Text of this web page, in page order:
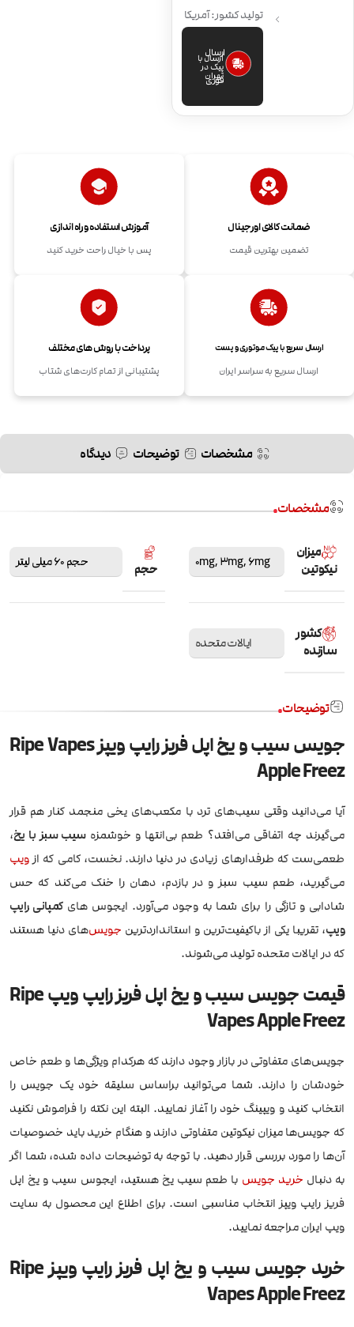
تولید کشور: آمریکا
ارسال
فوری
ارسال با
پیک در
تهران
ضمانت کالای اورجینال
تضمین بهترین قیمت
آموزش استفاده و راه اندازی
پس با خیال راحت خرید کنید
ارسال سریع با پیک موتوری و پست
ارسال سریع به سراسر ایران
پرداخت با روش های مختلف
پشتیبانی از تمام کارت‌های شتاب
مشخصات توضیحات دیدگاه
مشخصات
میزان
نیکوتین
0mg,3mg,6mg حجم حجم 60 میلی لیتر
کشور
سازنده
ایالات متحده
توضیحات
جویس سیب و یخ اپل فریز رایپ ویپز Ripe Vapes
Apple Freez
آیا می‌دانید وقتی سیب‌های ترد با مکعب‌های یخی منجمد کنار هم قرار
می‌گیرند چه اتفاقی می‌افتد؟ طعم بی‌انتها و خوشمزهسیب سبز با یخ،
طعمی‌ست که طرفدارهای زیادی در دنیا دارند. نخست، کامی که از ویپ
می‌گیرید، طعم سیب سبز و در بازدم، دهان را خنک می‌کند که حس
شادابی و تازگی را برای شما به وجود می‌آورد. ایجوس هایکمپانی رایپ
ویپ، تقریبا یکی از باکیفیت‌ترین و استانداردترین جویس‌های دنیا هستند
که در ایالات متحده تولید می‌شوند.
قیمت جویس سیب و یخ اپل فریز رایپ ویپ Ripe
Vapes Apple Freez
جویس‌های متفاوتی در بازار وجود دارند که هرکدام ویژگی‌ها و طعم خاص
خودشان را دارند. شما می‌توانید براساس سلیقه خود یک جویس را
انتخاب کنید و ویپینگ خود را آغاز نمایید. البته این نکته را فراموش نکنید
که جویس‌ها میزان نیکوتین متفاوتی دارند و هنگام خرید باید خصوصیات
آن‌ها را مورد بررسی قرار دهید. با توجه به توضیحات داده شده، شما اگر
به دنبال خرید جویس با طعم سیب یخ هستید، ایجوس سیب و یخ اپل
فریز رایپ ویپز انتخاب مناسبی است. برای اطلاع این محصول به سایت
ویپ ایران مراجعه نمایید.
خرید جویس سیب و یخ اپل فریز رایپ ویپز Ripe
Vapes Apple Freez